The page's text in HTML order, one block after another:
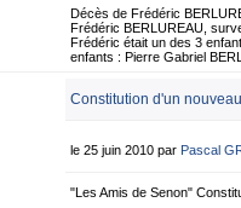
Décès de Frédéric
Frédéric BERLUREAU,
Frédéric était un des 3
enfants : Pierre Gabriel
Constitution d'un
le 25 juin 2010 par Pascal
"Les Amis de Senon"